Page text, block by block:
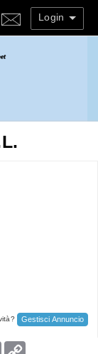
Login
Gestisci Annuncio
Email